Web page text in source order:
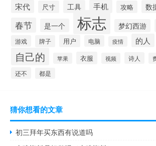
宋代 尺寸 工具 手机 攻略 数
春节 是一个 标志 梦幻西游
游戏 牌子 用户 电脑 疫情 的人
自己的 苹果 衣服 视频 诗人
还不 都是
猜你想看的文章
初三拜年买东西有说道吗